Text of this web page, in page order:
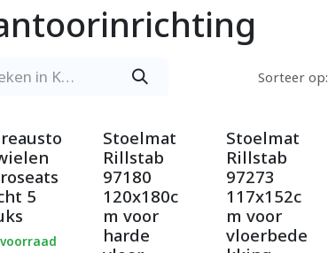
Sorteer op:
5
Stoelmat
Rillstab
97180
120x180c
m voor
harde
Stoelmat
Rillstab
97273
117x152c
m voor
vloerbede